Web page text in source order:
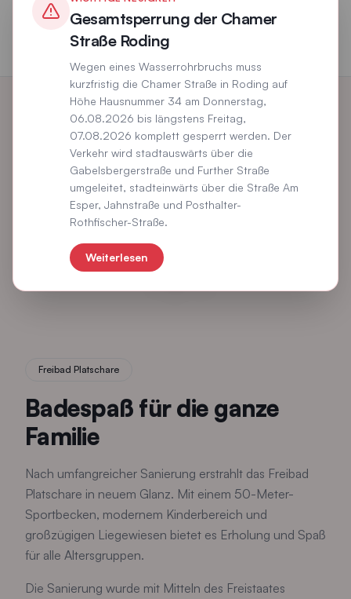
Freibad Platschare
Badespaß für die ganze
Familie
Nach umfangreicher Sanierung erstrahlt das Freibad
Platschare in neuem Glanz. Mit einem 50-Meter-
Sportbecken, modernem Kinderbereich und
großzügigen Liegewiesen bietet es Erholung und Spaß
für alle Altersgruppen.
Die Sanierung wurde mit Mitteln des Freistaates
Gesamtsperrung der Chamer
Straße Roding
Wegen eines Wasserrohrbruchs muss
kurzfristig die Chamer Straße in Roding auf
Höhe Hausnummer 34 am Donnerstag,
06.08.2026 bis längstens Freitag,
07.08.2026 komplett gesperrt werden. Der
Verkehr wird stadtauswärts über die
Gabelsbergerstraße und Further Straße
umgeleitet, stadteinwärts über die Straße Am
Esper, Jahnstraße und Posthalter-
Rothfischer-Straße.
Weiterlesen